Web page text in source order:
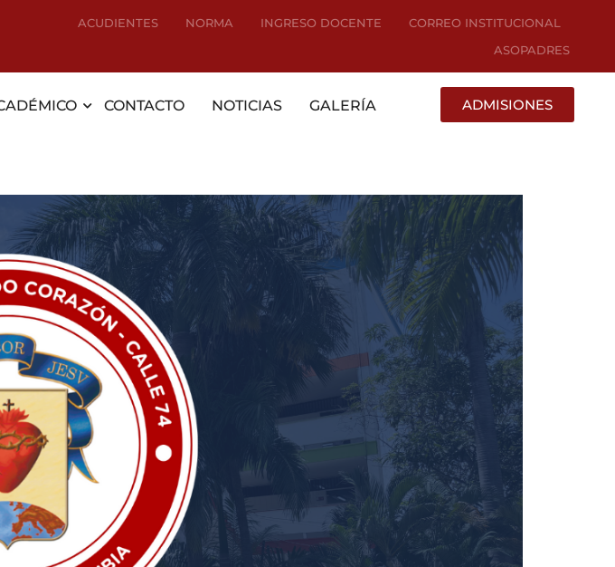
ACUDIENTES NORMA INGRESO DOCENTE
CORREO INSTITUCIONAL
ASOPADRES
CONTACTO NOTICIAS GALERÍA ADMISIONES